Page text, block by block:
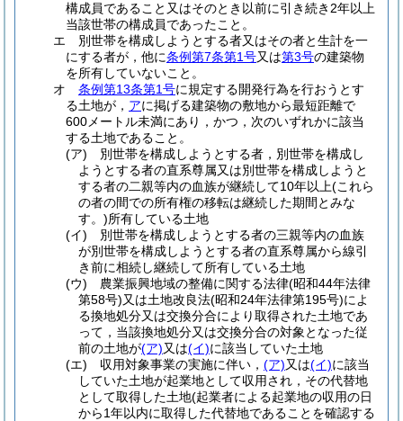
構成員であること又はそのとき以前に引き続き2年以上
当該世帯の構成員であったこと。
エ
別世帯を構成しようとする者又はその者と生計を一
にする者が，他に条例第7条第1号又は第3号の建築物
を所有していないこと。
オ
条例第13条第1号に規定する開発行為を行おうとす
る土地が， アに掲げる建築物の敷地から最短距離で
600メートル未満にあり，かつ，次のいずれかに該当
する土地であること。
(ア)
別世帯を構成しようとする者，別世帯を構成し
ようとする者の直系尊属又は別世帯を構成しようと
する者の二親等内の血族が継続して10年以上(これら
の者の間での所有権の移転は継続した期間とみな
す。)所有している土地
(イ)
別世帯を構成しようとする者の三親等内の血族
が別世帯を構成しようとする者の直系尊属から線引
き前に相続し継続して所有している土地
(ウ)
農業振興地域の整備に関する法律(昭和44年法律
第58号)又は土地改良法(昭和24年法律第195号)によ
る換地処分又は交換分合により取得された土地であ
って，当該換地処分又は交換分合の対象となった従
前の土地が(ア)又は(イ)に該当していた土地
(エ)
収用対象事業の実施に伴い，(ア)又は(イ)に該当
していた土地が起業地として収用され，その代替地
として取得した土地(起業者による起業地の収用の日
から1年以内に取得した代替地であることを確認する